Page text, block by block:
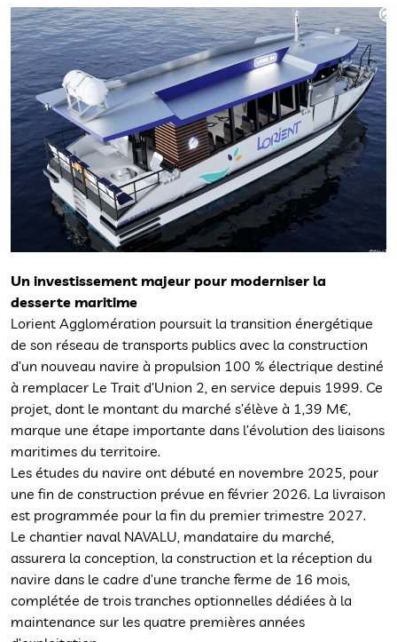
Un investissement majeur pour moderniser la
desserte maritime
Lorient Agglomération poursuit la transition énergétique
de son réseau de transports publics avec la construction
d’un nouveau navire à propulsion 100 % électrique destiné
à remplacer Le Trait d’Union 2, en service depuis 1999. Ce
projet, dont le montant du marché s’élève à 1,39 M€,
marque une étape importante dans l’évolution des liaisons
maritimes du territoire.
Les études du navire ont débuté en novembre 2025, pour
une fin de construction prévue en février 2026. La livraison
est programmée pour la fin du premier trimestre 2027.
Le chantier naval NAVALU, mandataire du marché,
assurera la conception, la construction et la réception du
navire dans le cadre d’une tranche ferme de 16 mois,
complétée de trois tranches optionnelles dédiées à la
maintenance sur les quatre premières années